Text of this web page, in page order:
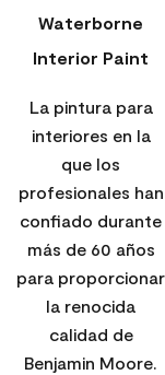
Waterborne
Interior Paint
La pintura para
interiores en la
que los
profesionales han
confiado durante
más de 60 años
para proporcionar
la renocida
calidad de
Benjamin Moore.